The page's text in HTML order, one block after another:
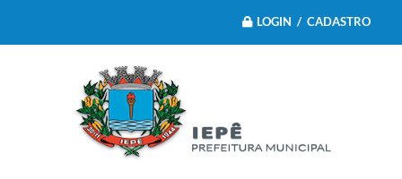
LOGIN / CADASTRO